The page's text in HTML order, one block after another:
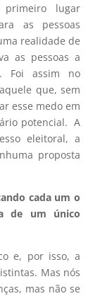
primeiro lugar
as pessoas
realidade de
as pessoas a
Foi assim no
que, sem
esse medo em
potencial. A
eleitoral, a
proposta
cada um o
de um único
e, por isso, a
Mas nós
mas não se